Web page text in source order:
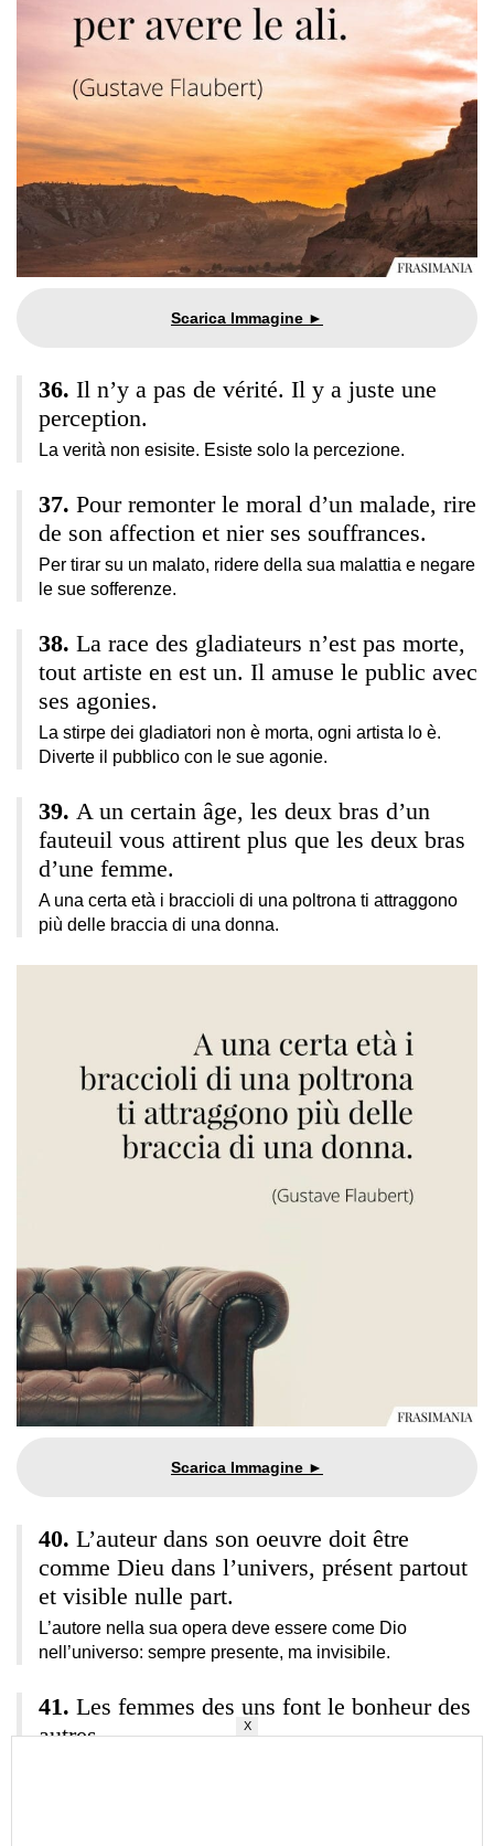
Il n’y a pas de vérité. Il y a juste une
perception.
La verità non esisite. Esiste solo la percezione.
Pour remonter le moral d’un malade, rire
de son affection et nier ses souffrances.
Per tirar su un malato, ridere della sua malattia e negare
le sue sofferenze.
La race des gladiateurs n’est pas morte,
tout artiste en est un. Il amuse le public avec
ses agonies.
La stirpe dei gladiatori non è morta, ogni artista lo è.
Diverte il pubblico con le sue agonie.
A un certain âge, les deux bras d’un
fauteuil vous attirent plus que les deux bras
d’une femme.
A una certa età i braccioli di una poltrona ti attraggono
più delle braccia di una donna.
L’auteur dans son oeuvre doit être
comme Dieu dans l’univers, présent partout
et visible nulle part.
L’autore nella sua opera deve essere come Dio
nell’universo: sempre presente, ma invisibile.
Les femmes des uns font le bonheur des
autres.
X